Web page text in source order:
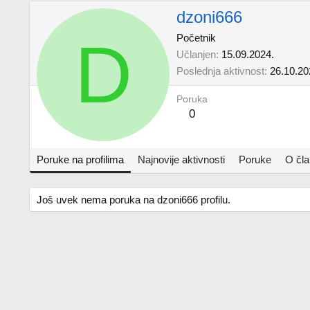
D
dzoni666
Početnik
Učlanjen 15.09.2024.
Poslednja aktivnost
Poruka
0
Poruke na profilima Najnovije aktivnosti Poruke O
Još uvek nema poruka na dzoni666 profilu.